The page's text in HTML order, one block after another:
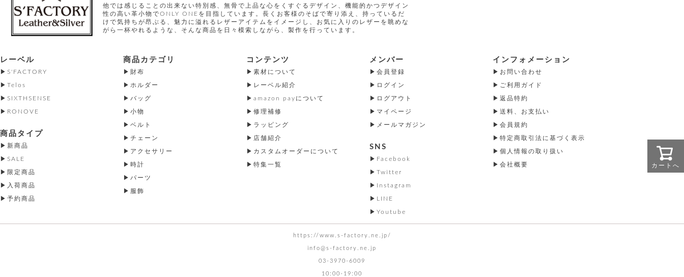
カートへ
他では感じることの出来ない特別感、無骨で上品な心をくすぐるデザイン、機能的かつデザイン
性の高い革小物でONLY ONEを目指しています。長くお客様のそばで寄り添え、持っているだ
けで気持ちが昂ぶる、魅力に溢れるレザーアイテムをイメージし、お気に入りのレザーを眺めな
がら一杯やれるような、そんな商品を日々模索しながら、製作を行っています。
レーベル
S'FACTORY
Telos
SIXTHSENSE
RONOVE
商品タイプ
新商品
SALE
限定商品
入荷商品
予約商品
商品カテゴリ
財布
ホルダー
バッグ
小物
ベルト
チェーン
アクセサリー
時計
パーツ
服飾
コンテンツ
素材について
レーベル紹介
amazon payについて
修理補修
ラッピング
店舗紹介
カスタムオーダーについて
特集一覧
メンバー
会員登録
ログイン
ログアウト
マイページ
メールマガジン
SNS
Facebook
Twitter
Instagram
LINE
Youtube
インフォメーション
お問い合わせ
ご利用ガイド
返品特約
送料、お支払い
会員規約
特定商取引法に基づく表示
個人情報の取り扱い
会社概要
https://www.s-factory.ne.jp/
info@s-factory.ne.jp
03-3970-6009
10:00-19:00